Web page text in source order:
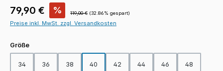
Verkaufspreis:
79,90 € % Regulärer Preis:
119,00 € (32.86% gespart)
Preise inkl. MwSt. zzgl. Versandkosten
Größeauswählen
34 36 38 40 42 44 46 48